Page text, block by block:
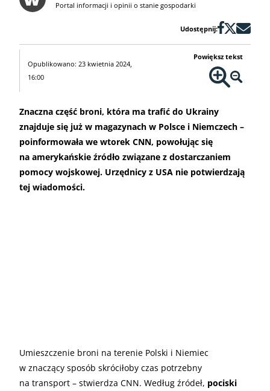
Portal informacji i opinii o stanie gospodarki
Udostępnij:
Opublikowano: 23 kwietnia 2024,
16:00
Powiększ tekst
Znaczna część broni, która ma trafić do Ukrainy
znajduje się już w magazynach w Polsce i Niemczech –
poinformowała we wtorek CNN, powołując się
na amerykańskie źródło związane z dostarczaniem
pomocy wojskowej. Urzędnicy z USA nie potwierdzają
tej wiadomości.
Umieszczenie broni na terenie Polski i Niemiec
w znaczący sposób skróciłoby czas potrzebny
na transport – stwierdza CNN. Według źródeł, pociski